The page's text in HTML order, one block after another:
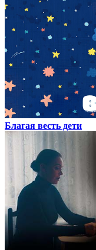
Благая весть дети